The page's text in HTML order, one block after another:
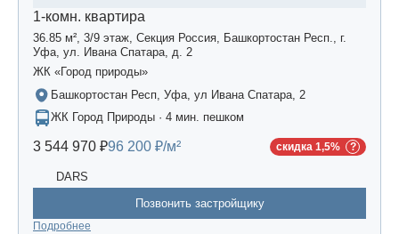
1-комн. квартира
36.85 м², 3/9 этаж, Секция Россия, Башкортостан Респ., г.
Уфа, ул. Ивана Спатара, д. 2
ЖК «Город природы»
Башкортостан Респ, Уфа, ул Ивана Спатара, 2
ЖК Город Природы · 4 мин. пешком
3 544 970 ₽96 200 ₽/м² скидка 1,5%
DARS
Позвонить застройщику
Подробнее